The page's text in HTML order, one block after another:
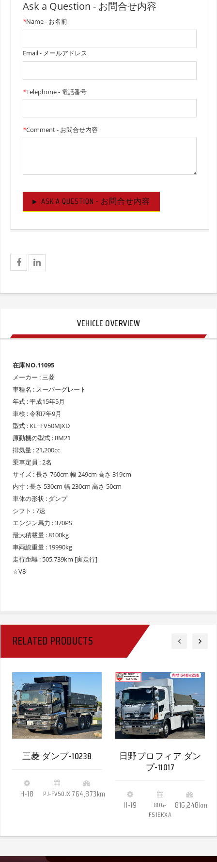
Ask a Question - お問合せ内容
*Name - お名前
Email - メールアドレス
*Telephone - 電話番号
*Comment - お問合せ内容
ASK A QUESTION - お問合せ内容
VEHICLE OVERVIEW
在庫NO.11095
メーカー : 三菱
車種名 : スーパーグレート
年式 : 平成15年5月
車検 : 令和7年9月
型式 : KL−FV50MJXD
原動機の型式 : 8M21
排気量 : 21,200cc
乗車定員 : 2名
サイズ : 長さ 760cm 幅 249cm 高さ 319cm
内寸 : 長さ 530cm 幅 230cm 高さ 50cm
車体の形状 : ダンプ
シフト : 7速
エンジン馬力 : 370PS
最大積載量 : 8100kg
車両総重量 : 19990kg
走行距離 : 505,739km [実走行]
☆V8
RELATED PRODUCTS
三菱 ダンプ-10238
H-18 PJ-FV50JX764,873km
日野プロフィア ダン
プ-11017
H-19
BDG-
FS1EKXA
816,248km